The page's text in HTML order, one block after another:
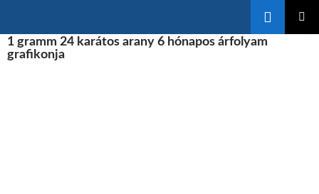
A
TARTALOMBA
1 gramm 24 karátos arany 6 hónapos árfolyam
grafikonja